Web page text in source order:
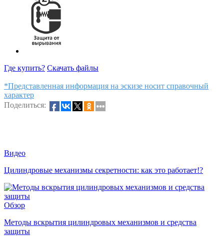
Где купить? Скачать файлы
*Представленная информация на эскизе носит справочный
характер
Поделиться:
Видео
Цилиндровые механизмы секретности: как это работает!?
Обзор
Методы вскрытия цилиндровых механизмов и средства
защиты